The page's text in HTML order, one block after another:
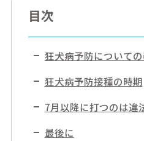
目次
狂犬病予防について
狂犬病予防接種の時期
7月以降に打つのは違
最後に